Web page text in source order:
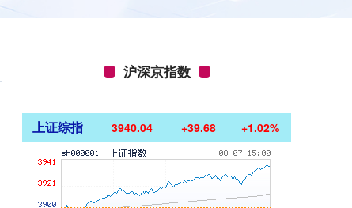
沪深京指数
上证综指 3940.04 +39.68 +1.02%